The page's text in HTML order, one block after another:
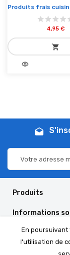
Produits frais
4,95 €
shopping_cart
add_shopping_cartvisibility
drafts
Produits
Informations
Informations
En
l'utilisation de